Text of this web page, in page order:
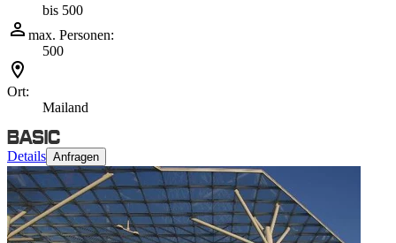
bis 500
max. Personen:
500
Ort:
Mailand
Details Anfragen